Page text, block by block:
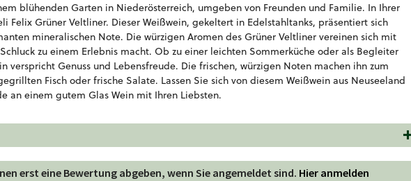
blühenden Garten in Niederösterreich, umgeben von Freunden und Familie. In Ihrer
Felix Grüner Veltliner. Dieser Weißwein, gekeltert in Edelstahltanks, präsentiert sich
mineralischen Note. Die würzigen Aromen des Grüner Veltliner vereinen sich mit
zu einem Erlebnis macht. Ob zu einer leichten Sommerküche oder als Begleiter
verspricht Genuss und Lebensfreude. Die frischen, würzigen Noten machen ihn zum
Fisch oder frische Salate. Lassen Sie sich von diesem Weißwein aus Neuseeland
an einem gutem Glas Wein mit Ihren Liebsten.
erst eine Bewertung abgeben, wenn Sie angemeldet sind. Hier anmelden